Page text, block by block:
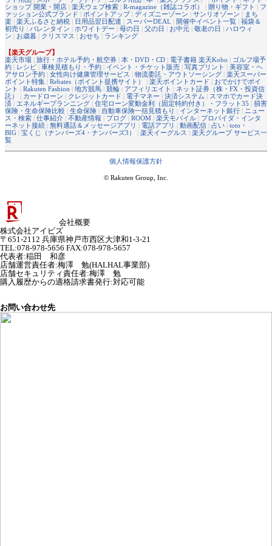
ショップ 開業・開店 | 楽天ウェブ検索 | R-magazine（雑誌コラボ） | 贈り物・ギフト | フ
ァッション公式ブランド | ポイントアップ| ディズニーゾーン | サンリオゾーン | まち
楽 | 楽天ふるさと納税 | 日用品翌日配達 | スーパーDEAL | 開催中イベント一覧 | 福袋＆
初売り | バレンタイン | ホワイトデー | 母の日 | 父の日 | お中元 | 敬老の日 | ハロウィ
ン | お歳暮 | クリスマス | おせち | ランキング
【楽天グループ】
楽天市場 | 旅行・ホテル予約・航空券 | 本・DVD・CD | 電子書籍 楽天Kobo | ゴルフ場予
約 | レシピ | 車検見積もり・予約 | イベント・チケット販売 | 写真プリント | 美容室・ヘ
アサロン予約 | 女性向け健康管理サービス | 物流委託・アウトソーシング | 楽天スーパー
ポイント特集 | Rebates（ポイント提携サイト） | 楽天ポイントカード | おでかけでポイ
ント | Rakuten Fashion | 地方競馬 | 競輪 | アフィリエイト | ネット証券（株・FX・投資信
託）
| カードローン | クレジットカード | 電子マネー | 決済システム | スマホでカード決
済 | エネルギープランニング | 住宅ローン変動金利（固定特約付き）・フラット35 | 損害
保険・生命保険比較 | 生命保険 | 自動車保険一括見積もり | インターネット銀行 | ニュー
ス・検索 | 仕事紹介 | 不動産情報 | ブログ | ROOM | 楽天モバイル | プロバイダ・インタ
ーネット接続 | 無料通話＆メッセージアプリ | 電話アプリ | 動画配信 | 占い | toto・
BIG | 宝くじ（ナンバーズ4・ナンバーズ3） | 楽天イーグルス | 楽天グループ サービス一
覧
個人情報保護方針
© Rakuten Group, Inc.
会社概要
株式会社アイビズ
〒651-2112 兵庫県神戸市西区大津和1-3-21
TEL:078-978-5656 FAX:078-978-5657
代表者:稲田 和彦
店舗運営責任者:梅澤 勉(HALHAL事業部)
店舗セキュリティ責任者:梅澤 勉
購入履歴からの適格請求書発行:対応可能
お問い合わせ先